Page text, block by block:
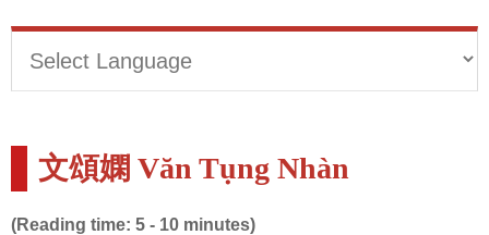
文頌嫻 Văn Tụng Nhàn
(Reading time: 5 - 10 minutes)